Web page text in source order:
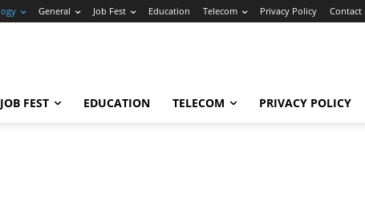
General Job Fest Education Telecom Privacy Policy Contact
JOB FEST EDUCATION TELECOM PRIVACY POLICY